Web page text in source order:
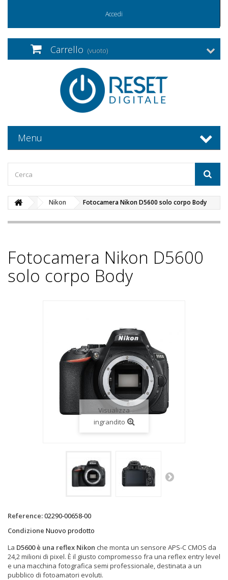
Accedi
Carrello (vuoto)
Menu
Nikon Fotocamera Nikon D5600 solo corpo Body
Fotocamera Nikon D5600
solo corpo Body
Visualizza
ingrandito
Reference:02290-00658-00
Condizione Nuovo prodotto
La D5600 è una reflex Nikon che monta un sensore APS-C CMOS da
24,2 milioni di pixel. È il giusto compromesso fra una reflex entry level
e una macchina fotografica semi professionale, destinata a un
pubblico di fotoamatori evoluti.